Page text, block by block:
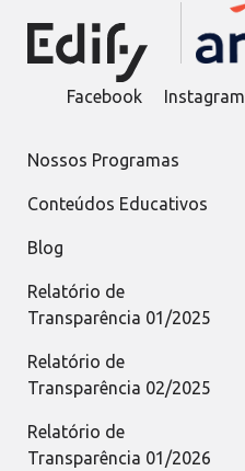
Facebook Instagram
Nossos Programas
Conteúdos Educativos
Blog
Relatório de
Transparência 01/2025
Relatório de
Transparência 02/2025
Relatório de
Transparência 01/2026